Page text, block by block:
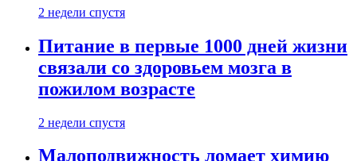
2 недели спустя
Питание в первые 1000 дней жизни
связали со здоровьем мозга в
пожилом возрасте
2 недели спустя
Малоподвижность ломает химию